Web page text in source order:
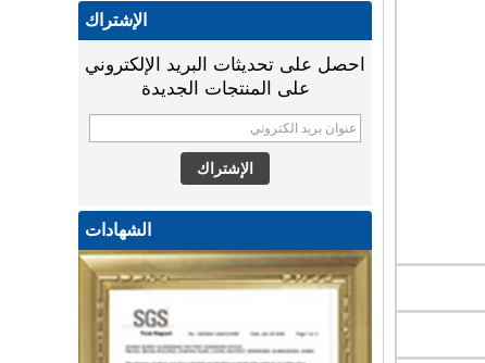
الإشتراك
احصل على تحديثات البريد الإلكتروني
على المنتجات الجديدة
الشهادات